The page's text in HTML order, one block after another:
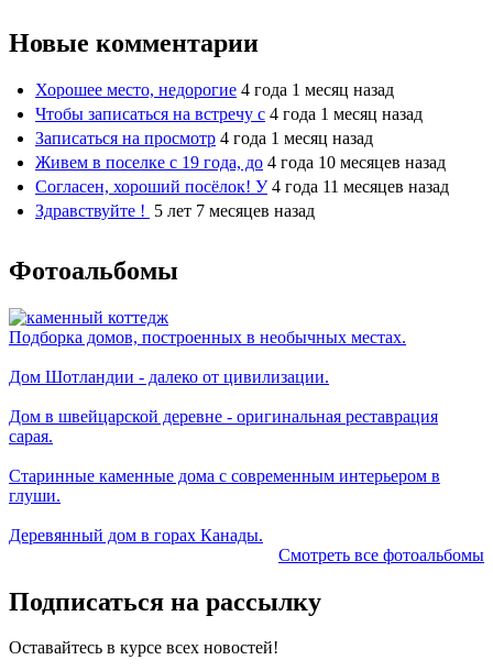
Новые комментарии
Хорошее место, недорогие 4 года 1 месяц назад
Чтобы записаться на встречу с 4 года 1 месяц назад
Записаться на просмотр 4 года 1 месяц назад
Живем в поселке с 19 года, до 4 года 10 месяцев назад
Согласен, хороший посёлок! У 4 года 11 месяцев назад
Здравствуйте ! 5 лет 7 месяцев назад
Фотоальбомы
Подборка домов, построенных в необычных местах.
Дом Шотландии - далеко от цивилизации.
Дом в швейцарской деревне - оригинальная реставрация
сарая.
Старинные каменные дома с современным интерьером в
глуши.
Деревянный дом в горах Канады.
Смотреть все фотоальбомы
Подписаться на рассылку
Оставайтесь в курсе всех новостей!